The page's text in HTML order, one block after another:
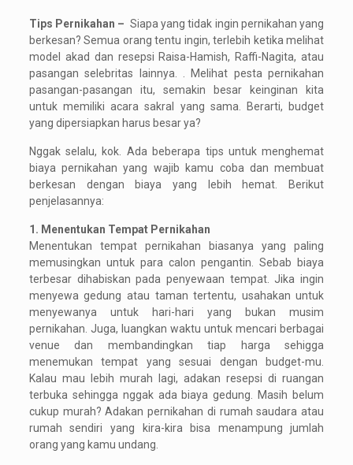
Tips Pernikahan – Siapa yang tidak ingin pernikahan yang
berkesan? Semua orang tentu ingin, terlebih ketika melihat
model akad dan resepsi Raisa-Hamish, Raffi-Nagita, atau
pasangan selebritas lainnya. . Melihat pesta pernikahan
pasangan-pasangan itu, semakin besar keinginan kita
untuk memiliki acara sakral yang sama. Berarti, budget
yang dipersiapkan harus besar ya?
Nggak selalu, kok. Ada beberapa tips untuk menghemat
biaya pernikahan yang wajib kamu coba dan membuat
berkesan dengan biaya yang lebih hemat. Berikut
penjelasannya:
1. Menentukan Tempat Pernikahan
Menentukan tempat pernikahan biasanya yang paling
memusingkan untuk para calon pengantin. Sebab biaya
terbesar dihabiskan pada penyewaan tempat. Jika ingin
menyewa gedung atau taman tertentu, usahakan untuk
menyewanya untuk hari-hari yang bukan musim
pernikahan. Juga, luangkan waktu untuk mencari berbagai
venue dan membandingkan tiap harga sehigga
menemukan tempat yang sesuai dengan budget-mu.
Kalau mau lebih murah lagi, adakan resepsi di ruangan
terbuka sehingga nggak ada biaya gedung. Masih belum
cukup murah? Adakan pernikahan di rumah saudara atau
rumah sendiri yang kira-kira bisa menampung jumlah
orang yang kamu undang.